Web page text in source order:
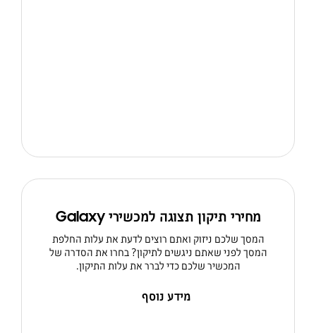
מחירי תיקון תצוגה למכשירי Galaxy
המסך שלכם ניזוק ואתם רוצים לדעת את עלות החלפת
המסך לפני שאתם ניגשים לתיקון? בחרו את הסדרה של
המכשיר שלכם כדי לברר את עלות התיקון.
מידע נוסף